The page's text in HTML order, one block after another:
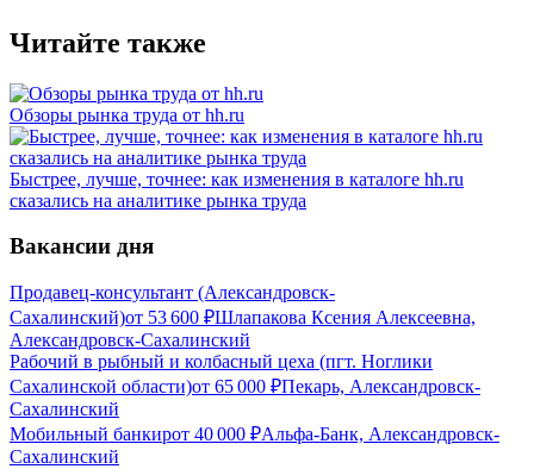
Читайте также
Обзоры рынка труда от hh.ru
Быстрее, лучше, точнее: как изменения в каталоге hh.ru
сказались на аналитике рынка труда
Вакансии дня
Продавец-консультант (Александровск-
Сахалинский)от 53 600 ₽Шлапакова Ксения Алексеевна,
Александровск-Сахалинский
Рабочий в рыбный и колбасный цеха (пгт. Ноглики
Сахалинской области)от 65 000 ₽Пекарь, Александровск-
Сахалинский
Мобильный банкирот 40 000 ₽Альфа-Банк, Александровск-
Сахалинский